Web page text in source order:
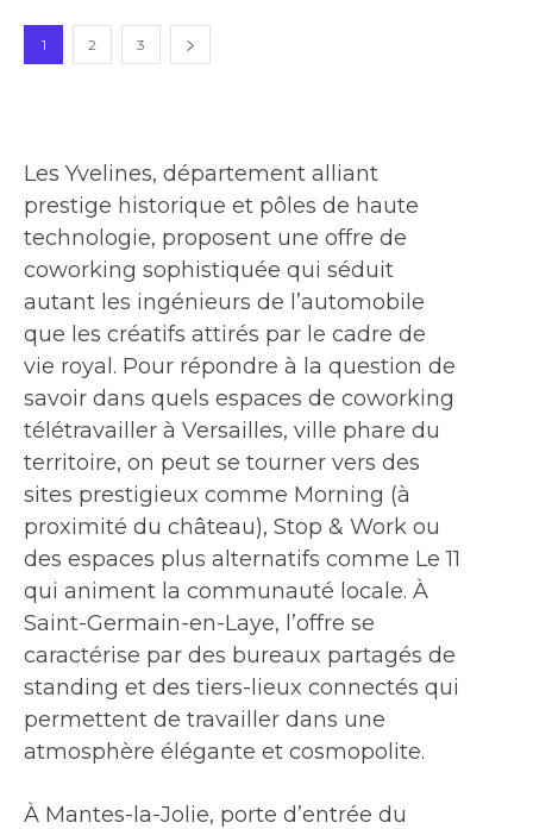
1 2 3
Les Yvelines, département alliant
prestige historique et pôles de haute
technologie, proposent une offre de
coworking sophistiquée qui séduit
autant les ingénieurs de l’automobile
que les créatifs attirés par le cadre de
vie royal. Pour répondre à la question de
savoir dans quels espaces de coworking
télétravailler à Versailles, ville phare du
territoire, on peut se tourner vers des
sites prestigieux comme Morning (à
proximité du château), Stop & Work ou
des espaces plus alternatifs comme Le 11
qui animent la communauté locale. À
Saint-Germain-en-Laye, l’offre se
caractérise par des bureaux partagés de
standing et des tiers-lieux connectés qui
permettent de travailler dans une
atmosphère élégante et cosmopolite.
À Mantes-la-Jolie, porte d’entrée du